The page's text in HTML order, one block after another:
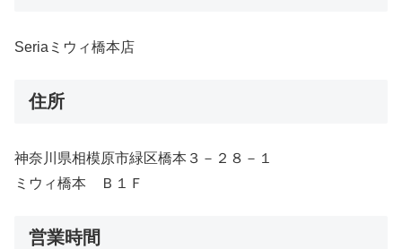
Seriaミウィ橋本店
住所
神奈川県相模原市緑区橋本３－２８－１
ミウィ橋本 Ｂ１Ｆ
営業時間